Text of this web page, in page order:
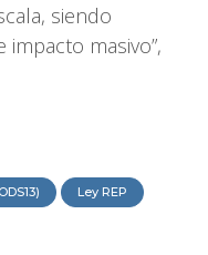
siendo
masivo”,
Ley REP